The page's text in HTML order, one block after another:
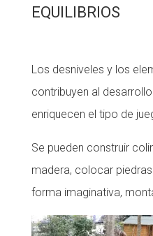
EQUILIBRIOS
Los desniveles y los
contribuyen al
enriquecen el tipo de
Se pueden construir
madera, colocar
forma imaginativa,